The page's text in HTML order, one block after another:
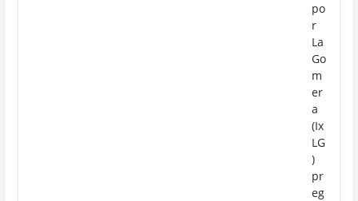
po
r
La
Go
m
er
a
(Ix
LG
)
pr
eg